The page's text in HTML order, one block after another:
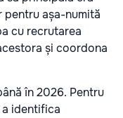
așa-numită
cu recrutarea
și coordona
în 2026. Pentru
identifica